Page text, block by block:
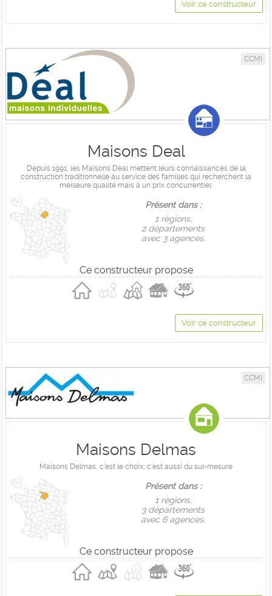
Voir ce constructeur
CCMI
Maisons Deal
Depuis 1991, les Maisons Déal mettent leurs connaissances de la
construction traditionnelle au service des familles qui recherchent la
meilleure qualité mais à un prix concurrentiel.
Présent dans :
1 règions,
2 départements
avec 3 agences.
Ce constructeur propose
Voir ce constructeur
CCMI
Maisons Delmas
Maisons Delmas, c'est le choix, c'est aussi du sur-mesure
Présent dans :
1 règions,
3 départements
avec 6 agences.
Ce constructeur propose